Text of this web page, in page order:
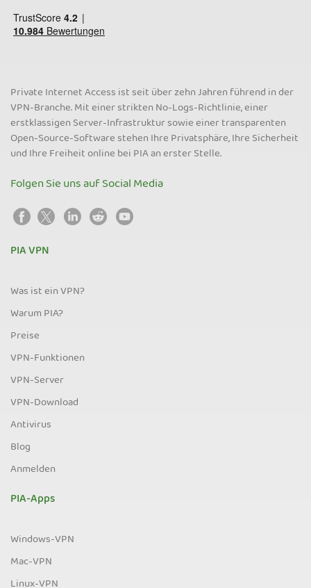
Private Internet Access ist seit über zehn Jahren führend in der
VPN-Branche. Mit einer strikten No-Logs-Richtlinie, einer
erstklassigen Server-Infrastruktur sowie einer transparenten
Open-Source-Software stehen Ihre Privatsphäre, Ihre Sicherheit
und Ihre Freiheit online bei PIA an erster Stelle.
Folgen Sie uns auf Social Media
PIA VPN
Was ist ein VPN?
Warum PIA?
Preise
VPN-Funktionen
VPN-Server
VPN-Download
Antivirus
Blog
Anmelden
PIA-Apps
Windows-VPN
Mac-VPN